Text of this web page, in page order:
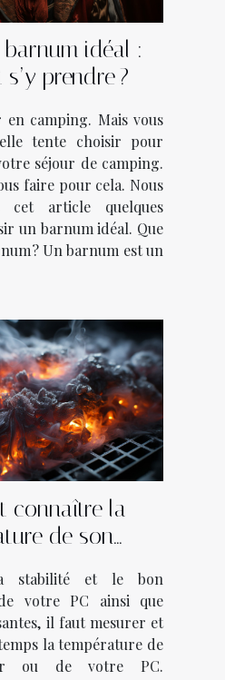
idéal :
prendre ?
en camping. Mais vous
tente choisir pour
séjour de camping.
faire pour cela. Nous
cet article quelques
un barnum idéal. Que
? Un barnum est un
connaître la
de son
stabilité et le bon
votre PC ainsi que
il faut mesurer et
la température de
ou de votre PC.